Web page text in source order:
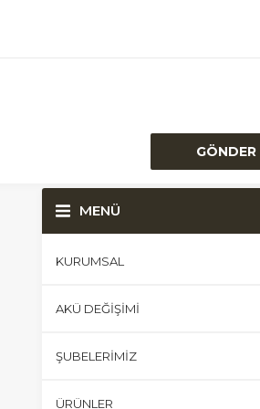
MENÜ
KURUMSAL
AKÜ DEĞIŞIMI
ŞUBELERIMIZ
ÜRÜNLER